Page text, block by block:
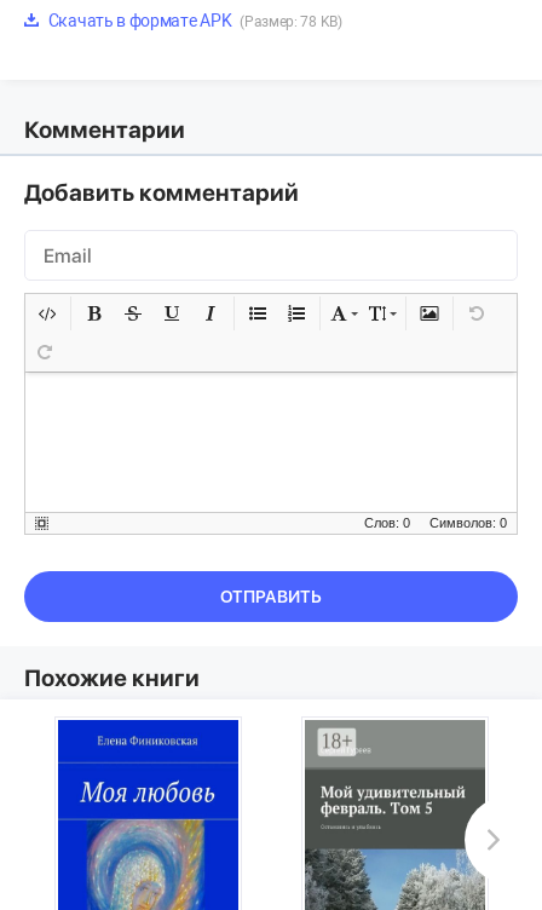
Скачать в формате APK (Размер: 78 KB)
Комментарии
Добавить комментарий
Символов: 0
Слов: 0
ОТПРАВИТЬ
Похожие книги